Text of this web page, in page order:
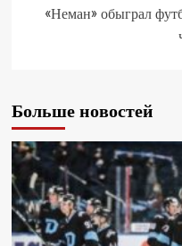
«Неман» обыграл
Больше новостей